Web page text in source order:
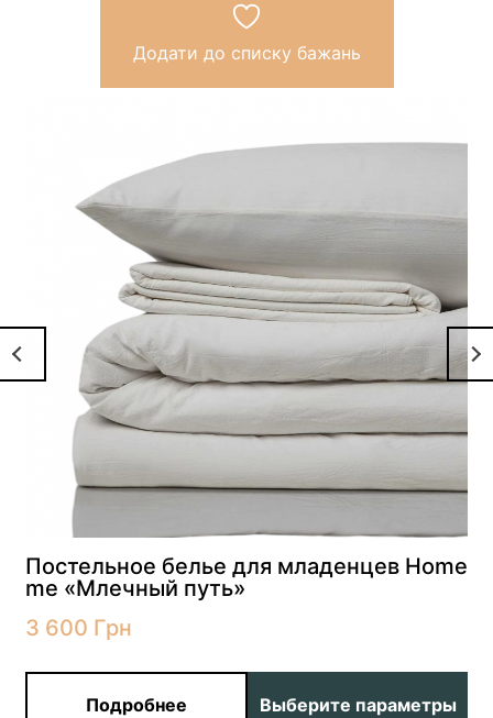
Додати до списку бажань
Постельное белье для младенцев Home
me «Млечный путь»
3 600 Грн
Подробнее Выберите параметры